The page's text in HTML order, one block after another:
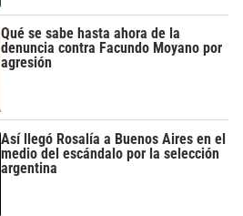
Qué se sabe hasta ahora de la
denuncia contra Facundo Moyano por
agresión
Así llegó Rosalía a Buenos Aires en el
medio del escándalo por la selección
argentina